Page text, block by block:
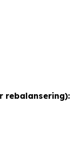
rebalansering):